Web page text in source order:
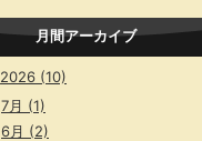
月間アーカイブ
2026 (10)
7月 (1)
6月 (2)